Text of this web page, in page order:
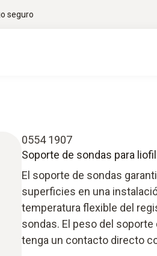
seguro
0554 1907
Soporte de sondas para
El soporte de sondas
superficies en una
temperatura flexible del
sondas. El peso del
tenga un contacto directo